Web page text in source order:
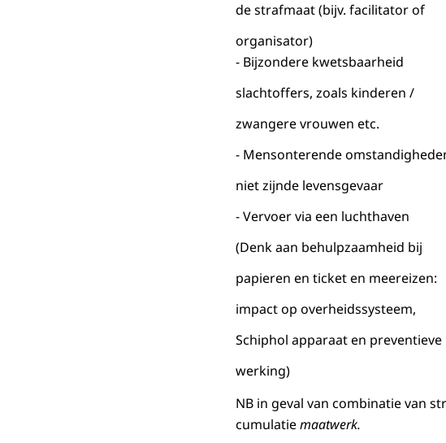
de strafmaat (bijv. facilitator of
organisator)
- Bijzondere kwetsbaarheid
slachtoffers, zoals kinderen /
zwangere vrouwen etc.
- Mensonterende
niet zijnde levensgevaar
- Vervoer via een luchthaven
(Denk aan behulpzaamheid bij
papieren en ticket en meereizen:
impact op overheidssysteem,
Schiphol apparaat en preventieve
werking)
NB in geval van combinatie van
cumulatiemaatwerk.